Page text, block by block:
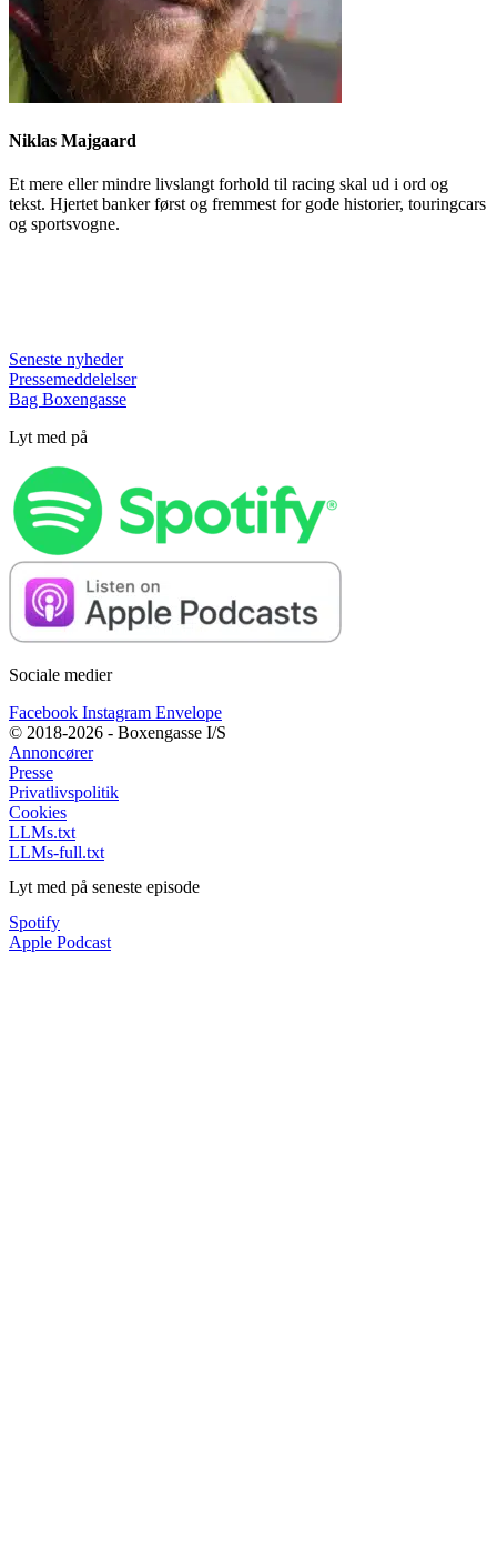
Niklas Majgaard
Et mere eller mindre livslangt forhold til racing skal ud i ord og
tekst. Hjertet banker først og fremmest for gode historier, touringcars
og sportsvogne.
Seneste nyheder
Pressemeddelelser
Bag Boxengasse
Lyt med på
Sociale medier
Facebook Instagram Envelope
© 2018-2026 - Boxengasse I/S
Annoncører
Presse
Privatlivspolitik
Cookies
LLMs.txt
LLMs-full.txt
Lyt med på seneste episode
Spotify
Apple Podcast